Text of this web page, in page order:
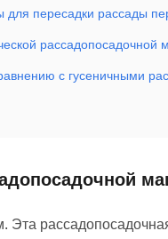
пересадки рассады
с гусеничными
Эта